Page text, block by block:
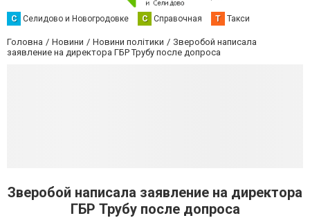
С Селидово и Новогродовке С Справочная Т Такси
Головна Новини Новини політики
Зверобой написала
заявление на директора ГБР Трубу после допроса
Зверобой написала заявление на директора
ГБР Трубу после допроса